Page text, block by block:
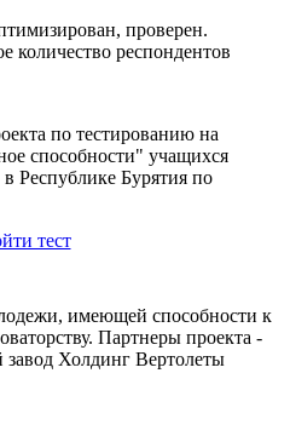
проверен.
количество респондентов
по тестированию на
способности" учащихся
Республике Бурятия по
тест
имеющей способности к
Партнеры проекта -
Холдинг Вертолеты